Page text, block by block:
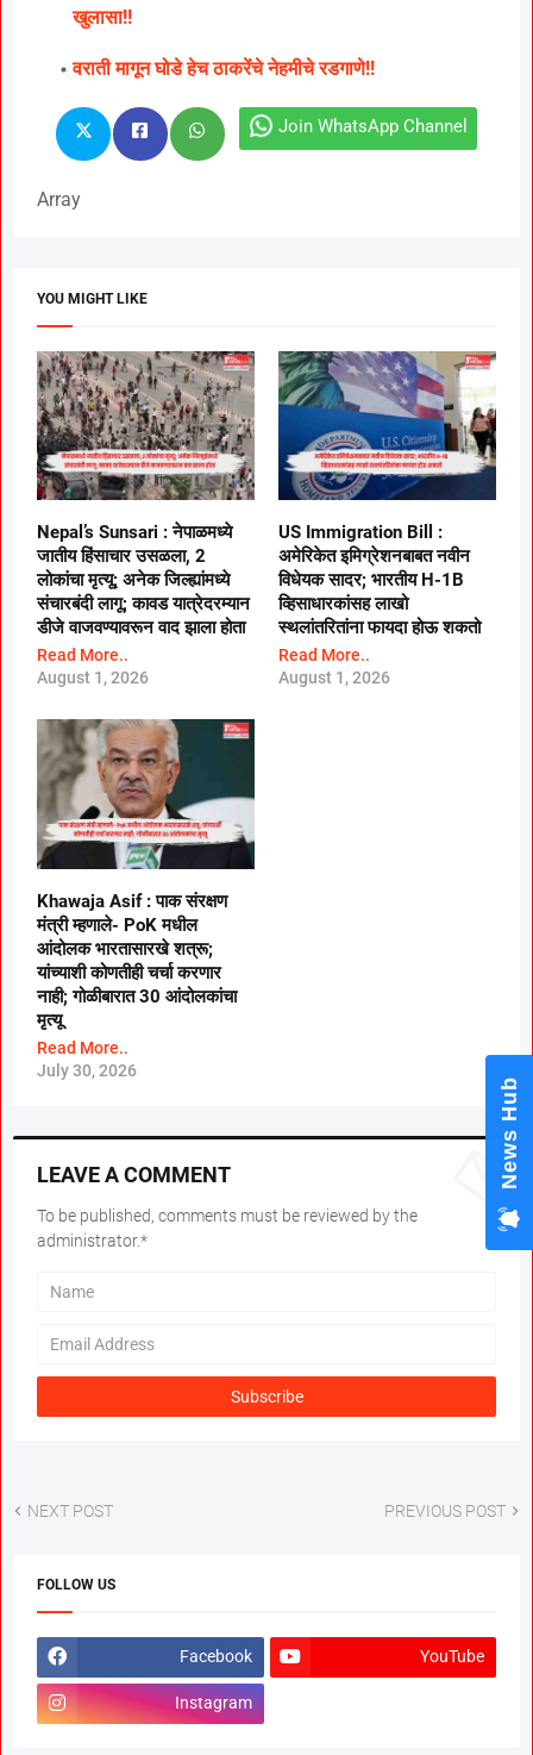
खुलासा!!
वराती मागून घोडे हेच ठाकरेंचे नेहमीचे रडगाणे!!
Join WhatsApp Channel
Array
YOU MIGHT LIKE
Nepal’s Sunsari : नेपाळमध्ये
जातीय हिंसाचार उसळला, 2
लोकांचा मृत्यू; अनेक जिल्ह्यांमध्ये
संचारबंदी लागू; कावड यात्रेदरम्यान
डीजे वाजवण्यावरून वाद झाला होता
Read More..
August 1, 2026
US Immigration Bill :
अमेरिकेत इमिग्रेशनबाबत नवीन
विधेयक सादर; भारतीय H-1B
व्हिसाधारकांसह लाखो
स्थलांतरितांना फायदा होऊ शकतो
Read More..
August 1, 2026
Khawaja Asif : पाक संरक्षण
मंत्री म्हणाले- PoK मधील
आंदोलक भारतासारखे शत्रू;
यांच्याशी कोणतीही चर्चा करणार
नाही; गोळीबारात 30 आंदोलकांचा
मृत्यू
Read More..
July 30, 2026
LEAVE A COMMENT
To be published, comments must be reviewed by the
administrator.*
NEXT POST PREVIOUS POST
FOLLOW US
Facebook YouTube
Instagram
News Hub